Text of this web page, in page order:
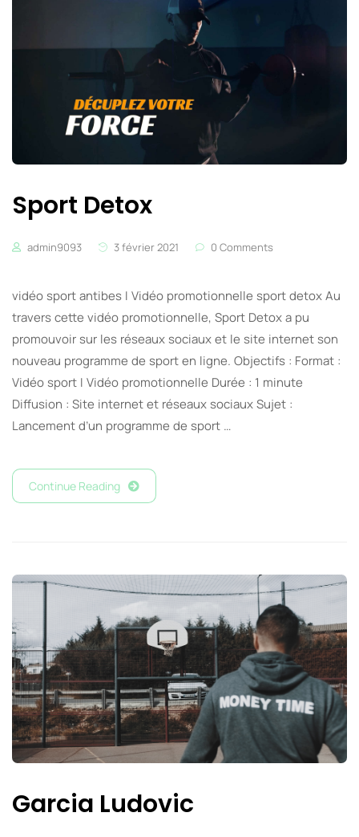
Sport Detox
admin9093 3 février 2021 0 Comments
vidéo sport antibes I Vidéo promotionnelle sport detox Au
travers cette vidéo promotionnelle, Sport Detox a pu
promouvoir sur les réseaux sociaux et le site internet son
nouveau programme de sport en ligne. Objectifs : Format :
Vidéo sport I Vidéo promotionnelle Durée : 1 minute
Diffusion : Site internet et réseaux sociaux Sujet :
Lancement d’un programme de sport …
Continue Reading
Garcia Ludovic